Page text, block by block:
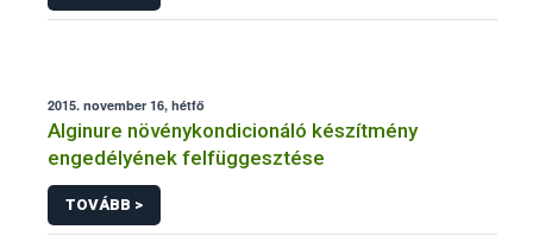
2015. november 16, hétfő
Alginure növénykondicionáló készítmény
engedélyének felfüggesztése
TOVÁBB >